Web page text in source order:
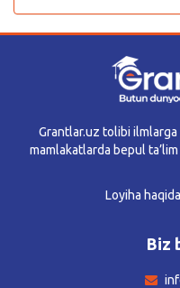
Grantlar.uz tolibi ilmlarga
mamlakatlarda bepul
Loyiha haqida
Biz